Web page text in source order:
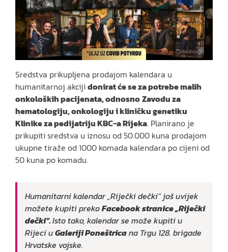
Sredstva prikupljena prodajom kalendara u
humanitarnoj akcijidonirat će se za potrebe malih
onkoloških pacijenata, odnosnoZavodu za
hematologiju, onkologiju i kliničku genetiku
Klinike za pedijatriju KBC-a Rijeka. Planirano je
prikupiti sredstva u iznosu od 50.000 kuna prodajom
ukupne tiraže od 1000 komada kalendara po cijeni od
50 kuna po komadu.
Humanitarni kalendar „Riječki dečki“ još uvijek
možete kupiti prekoFacebook stranice „Riječki
dečki“.Isto tako, kalendar se može kupiti u
Rijeci uGaleriji Poneštricana Trgu 128. brigade
Hrvatske vojske.